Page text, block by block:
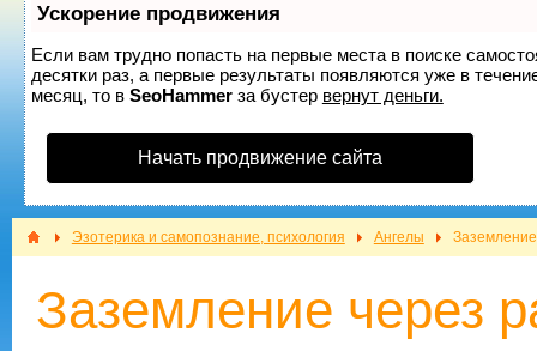
Ускорение продвижения
Если вам трудно попасть на первые места в поиске
десятки раз, а первые результаты появляются уже в
месяц, то в SeoHammerза бустер вернут деньги.
Начать продвижение сайта
Эзотерика и самопознание, психология Ангелы Заземление
Заземление через